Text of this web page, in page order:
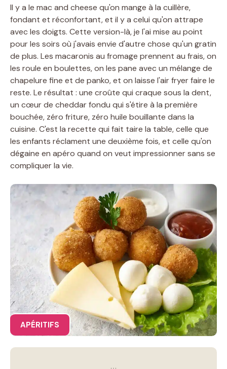
Il y a le mac and cheese qu'on mange à la cuillère,
fondant et réconfortant, et il y a celui qu'on attrape
avec les doigts. Cette version-là, je l'ai mise au point
pour les soirs où j'avais envie d'autre chose qu'un gratin
de plus. Les macaronis au fromage prennent au frais, on
les roule en boulettes, on les pane avec un mélange de
chapelure fine et de panko, et on laisse l'air fryer faire le
reste. Le résultat : une croûte qui craque sous la dent,
un cœur de cheddar fondu qui s'étire à la première
bouchée, zéro friture, zéro huile bouillante dans la
cuisine. C'est la recette qui fait taire la table, celle que
les enfants réclament une deuxième fois, et celle qu'on
dégaine en apéro quand on veut impressionner sans se
compliquer la vie.
APÉRITIFS